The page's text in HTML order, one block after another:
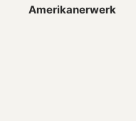
Amerikanerwerk